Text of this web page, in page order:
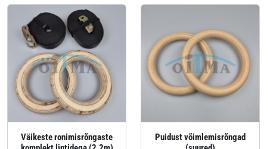
Väikeste ronimisrõngaste
Puidust võimlemisrõngad